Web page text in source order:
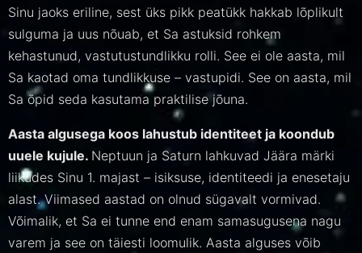
Sinu jaoks eriline, sest üks pikk peatükk hakkab lõplikult
sulguma ja uus nõuab, et Sa astuksid rohkem
kehastunud, vastutustundlikku rolli. See ei ole aasta, mil
Sa kaotad oma tundlikkuse – vastupidi. See on aasta, mil
Sa õpid seda kasutama praktilise jõuna.
Aasta algusega koos lahustub identiteet ja koondub
uuele kujule. Neptuun ja Saturn lahkuvad Jäära märki
liikudes Sinu 1. majast – isiksuse, identiteedi ja enesetaju
alast. Viimased aastad on olnud sügavalt vormivad.
Võimalik, et Sa ei tunne end enam samasugusena nagu
varem ja see on täiesti loomulik. Aasta alguses võib